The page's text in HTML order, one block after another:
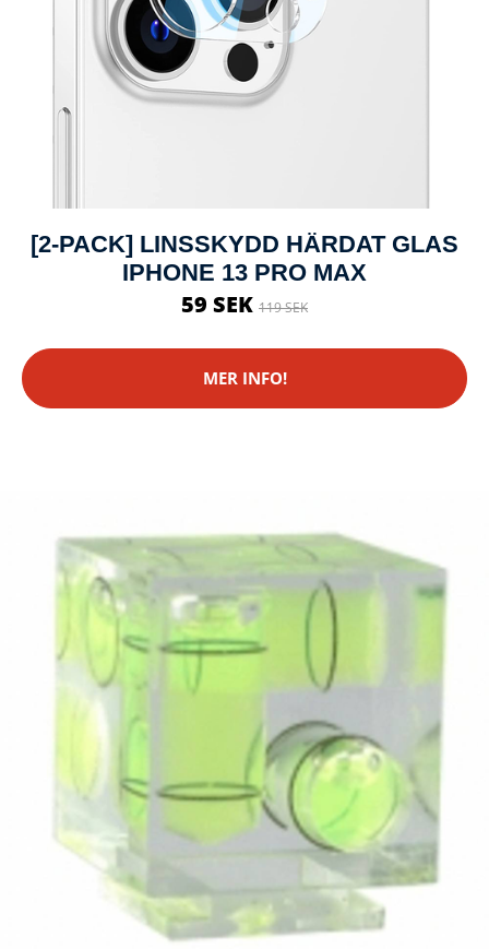
[2-PACK] LINSSKYDD HÄRDAT GLAS
IPHONE 13 PRO MAX
59 SEK 119 SEK
MER INFO!